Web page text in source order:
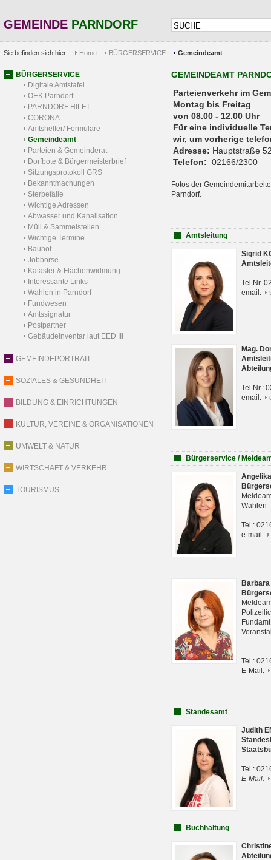
GEMEINDE PARNDORF
Sie befinden sich hier: Home BÜRGERSERVICE Gemeindeamt
BÜRGERSERVICE
Digitale Amtstafel
ÖEK Parndorf
PARNDORF HILFT
CORONA
Amtshelfer/ Formulare
Gemeindeamt
Parteien & Gemeinderat
Dorfbote & Bürgermeisterbrief
Sitzungsprotokoll GRS
Bekanntmachungen
Sterbefälle
Wichtige Adressen
Abwasser und Kanalisation
Müll & Sammelstellen
Wichtige Termine
Bauhof
Jobbörse
Kataster & Flächenwidmung
Interessante Links
Wahlen in Parndorf
Fundwesen
Amtssignatur
Postpartner
Gebäudeinventar laut EED III
GEMEINDEPORTRAIT
SOZIALES & GESUNDHEIT
BILDUNG & EINRICHTUNGEN
KULTUR, VEREINE & ORGANISATIONEN
UMWELT & NATUR
WIRTSCHAFT & VERKEHR
TOURISMUS
GEMEINDEAMT
Parteienverkehr
Montag bis Freitag
von 08.00 - 12.00 Uhr
Für eine individuelle
wir, um vorherige
Adresse: Hauptstraße
Telefon: 02166/2300
Fotos der
Parndorf.
Amtsleitung
Sigrid
Tel.Nr.
email:
Mag.
Tel.Nr.:
email:
Bürgerservice /
Wahlen
Tel.:
e-mail:
Tel.:
E-Mail:
Standesamt
Judith
Tel.:
E-Mail:
Buchhaltung